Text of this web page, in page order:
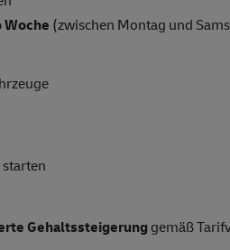
Woche (zwischen Montag und
starten
Gehaltssteigerung gemäß